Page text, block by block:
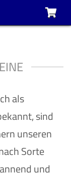
als
sind
unseren
Sorte
und